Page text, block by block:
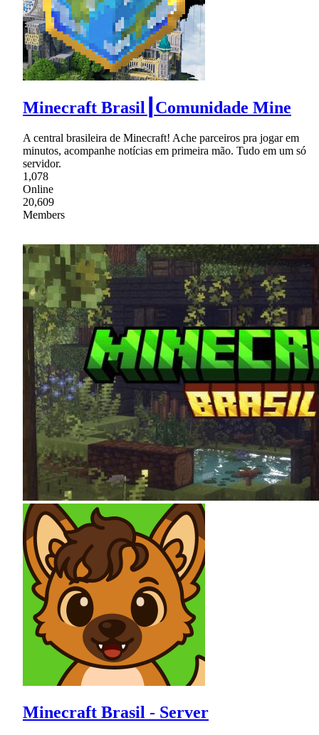
Minecraft Brasil┃Comunidade Mine
A central brasileira de Minecraft! Ache parceiros pra jogar em
minutos, acompanhe notícias em primeira mão. Tudo em um só
servidor.
1,078
Online
20,609
Members
Minecraft Brasil - Server